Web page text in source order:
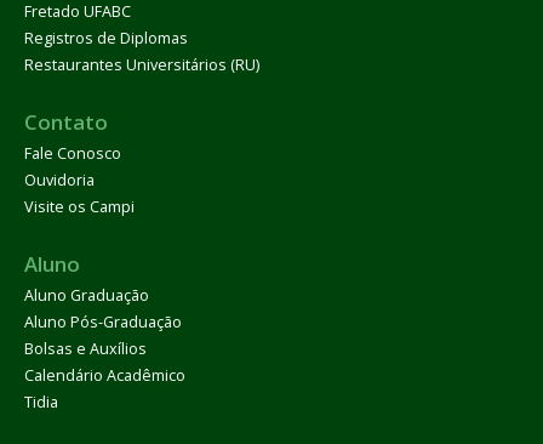
Fretado UFABC
Registros de Diplomas
Restaurantes Universitários (RU)
Contato
Fale Conosco
Ouvidoria
Visite os Campi
Aluno
Aluno Graduação
Aluno Pós-Graduação
Bolsas e Auxílios
Calendário Acadêmico
Tidia